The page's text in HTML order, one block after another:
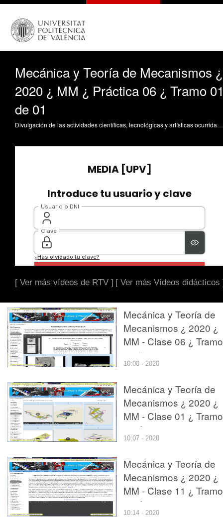
Mecánica y Teoría de Mecanismos ¿
2020 ¿ MM ¿ Práctica 06 ¿ Tramo
de 01
Divulgación de las actividades científicas, tecnológicas y artísticas ocurridas en los tres campus de la UPV
[ Ver más vídeos de RTV ] [ Ver más Vídeos didácticos
Mecánica y Teoría de
Mecanismos ¿ 2020 ¿
MM - Clase 06 ¿ Tramo
01 de 11
10:08 · 2020
Mecánica y Teoría de
Mecanismos ¿ 2020 ¿
MM - Clase 01 ¿ Tramo
06 de 12
10:07 · 2020
Mecánica y Teoría de
Mecanismos ¿ 2020 ¿
MM - Clase 11 ¿ Tramo
01 de 11
10:14 · 2020